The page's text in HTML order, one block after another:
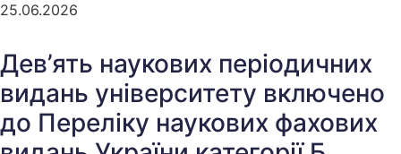
25.06.2026
Дев’ять наукових періодичних
видань університету включено
до Переліку наукових фахових